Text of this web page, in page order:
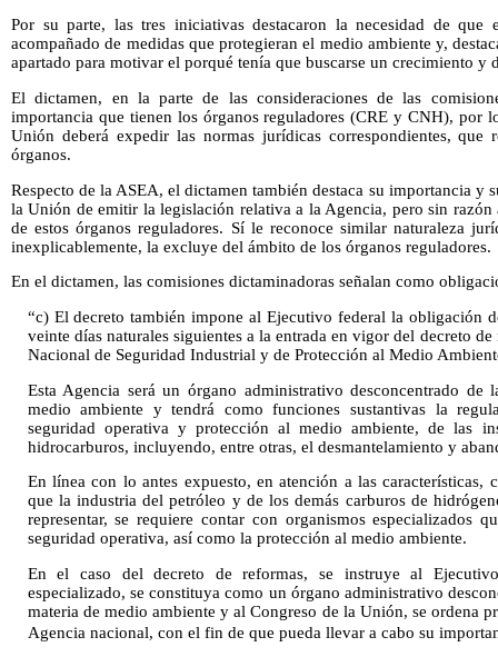
Por su parte, las tres iniciativas destacaron la necesidad de que
acompañado de medidas que protegieran el medio ambiente y,
apartado para motivar el porqué tenía que buscarse un crecimiento y
El dictamen, en la parte de las consideraciones de las
importancia que tienen los órganos reguladores (CRE y CNH), por
Unión deberá expedir las normas jurídicas correspondientes, que
órganos.
Respecto de la ASEA, el dictamen también destaca su importancia y
la Unión de emitir la legislación relativa a la Agencia, pero sin
de estos órganos reguladores. Sí le reconoce similar naturaleza
inexplicablemente, la excluye del ámbito de los órganos reguladores.
En el dictamen, las comisiones dictaminadoras señalan como
“c) El decreto también impone al Ejecutivo federal la obligación
veinte días naturales siguientes a la entrada en vigor del decreto
Nacional de Seguridad Industrial y de Protección al Medio
Esta Agencia será un órgano administrativo desconcentrado de
medio ambiente y tendrá como funciones sustantivas la
seguridad operativa y protección al medio ambiente, de las
hidrocarburos, incluyendo, entre otras, el desmantelamiento y
En línea con lo antes expuesto, en atención a las características,
que la industria del petróleo y de los demás carburos de
representar, se requiere contar con organismos especializados
seguridad operativa, así como la protección al medio ambiente.
En el caso del decreto de reformas, se instruye al
especializado, se constituya como un órgano administrativo
materia de medio ambiente y al Congreso de la Unión, se ordena
Agencia nacional, con el fin de que pueda llevar a cabo su